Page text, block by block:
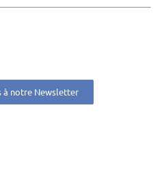
à notre Newsletter